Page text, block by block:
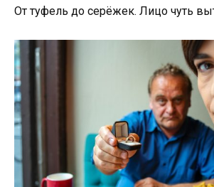
От туфель до серёжек. Лицо чуть